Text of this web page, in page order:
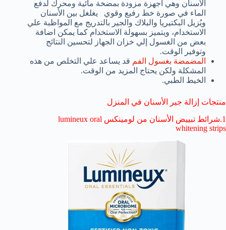
الأسنان وهي أجهزة مزودة بمضخة مائية ومحرك لدفع
الماء في صورة خط رفيع وقوي يغلغل بين الأسنان
ويُزيل البكتيريا والبلاك والجير بالتدريج مع المواظبة علي
الاستخدام، ويتميز بسهولة الاستخدام كما يمكن اضافة
بعض من الغسول إلي خزان الجهاز لتحسين النتائج
وتوفير الوقت.
المضمضة بغسول الفم قد يساعد علي التخلص من هذه
المشكلة ولكن يحتاج المزيد من الوقت.
الخيط الطبي.
منتجات إزالة جير الأسنان في المنزل
1.شرائط تبييض الأسنان من لومينكس lumineux oral
whitening strips